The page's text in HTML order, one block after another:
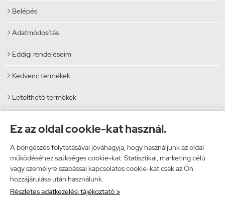
Ez az oldal cookie-kat használ.
A böngészés folytatásával jóváhagyja, hogy használjunk az oldal
működéséhez szükséges cookie-kat. Statisztikai, marketing célú
vagy személyre szabással kapcsolatos cookie-kat csak az Ön
hozzájárulása után használunk.
Részletes adatkezelési tájékoztató »
 Belépés
 Adatmódosítás
 Eddigi rendeléseim
 Kedvenc termékek
 Letölthető termékek
9024 Győr, Malomszéki utca 5.
Telefon: 06 96 444 600
E-mail: info@vibi.hu
Facebook